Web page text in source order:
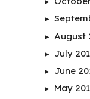
►
► August
► July
► June
► May